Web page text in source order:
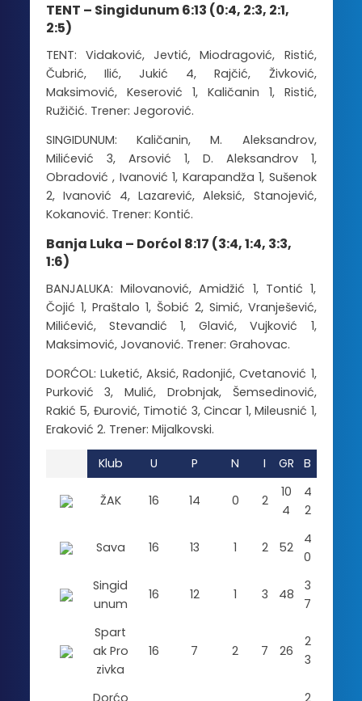
TENT – Singidunum 6:13 (0:4, 2:3, 2:1,
2:5)
TENT: Vidaković, Jevtić, Miodragović, Ristić,
Čubrić, Ilić, Jukić 4, Rajčić, Živković,
Maksimović, Keserović 1, Kaličanin 1, Ristić,
Ružičić. Trener: Jegorović.
SINGIDUNUM: Kaličanin, M. Aleksandrov,
Milićević 3, Arsović 1, D. Aleksandrov 1,
Obradović , Ivanović 1, Karapandža 1, Sušenok
2, Ivanović 4, Lazarević, Aleksić, Stanojević,
Kokanović. Trener: Kontić.
Banja Luka – Dorćol 8:17 (3:4, 1:4, 3:3,
1:6)
BANJALUKA: Milovanović, Amidžić 1, Tontić 1,
Čojić 1, Praštalo 1, Šobić 2, Simić, Vranješević,
Milićević, Stevandić 1, Glavić, Vujković 1,
Maksimović, Jovanović. Trener: Grahovac.
DORĆOL: Luketić, Aksić, Radonjić, Cvetanović 1,
Purković 3, Mulić, Drobnjak, Šemsedinović,
Rakić 5, Đurović, Timotić 3, Cincar 1, Mileusnić 1,
Eraković 2. Trener: Mijalkovski.
Klub U P N I GR B
ŽAK 16 14 0 2
10
4
4
2
Sava 16 13 1 2 52
4
0
Singid
unum
16 12 1 3 48
3
7
Spart
ak Pro
zivka
16 7 2 7 26
2
3